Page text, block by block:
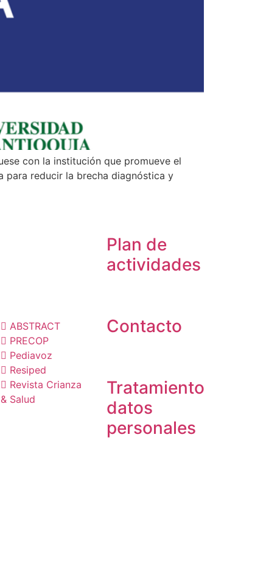
con la institución que promueve el
para reducir la brecha diagnóstica y
ABSTRACT
PRECOP
Pediavoz
Resiped
Revista Crianza
& Salud
Plan de
actividades
Contacto
Tratamiento
datos
personales